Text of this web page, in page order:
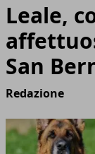
Leale,
San
Redazione